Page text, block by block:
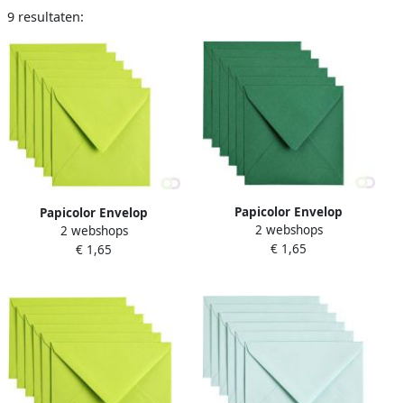
9 resultaten:
Papicolor Envelop
140x140mm appelgroen
pak Ã 6 stuks
2 webshops
€ 1,65
Papicolor Envelop
140x140mm dennengroen
pak Ã 6 stuks
2 webshops
€ 1,65